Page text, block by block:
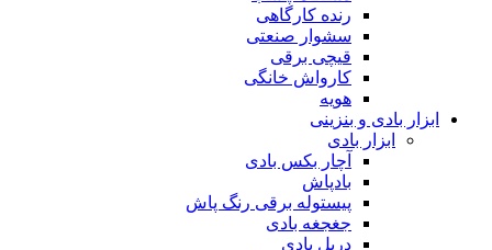
رنده کارگاهی
سشوار صنعتی
قیچی برقی
کارواش خانگی
هویه
ابزار بادی و بنزینی
ابزار بادی
آچار بکس بادی
بادپاش
پیستوله برقی رنگ پاش
جغجغه بادی
دریل بادی